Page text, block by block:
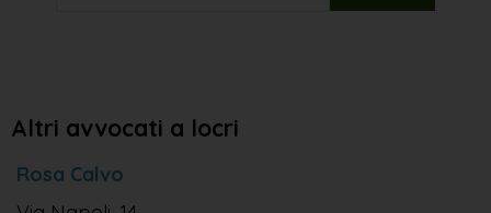
Altri avvocati a locri
Rosa Calvo